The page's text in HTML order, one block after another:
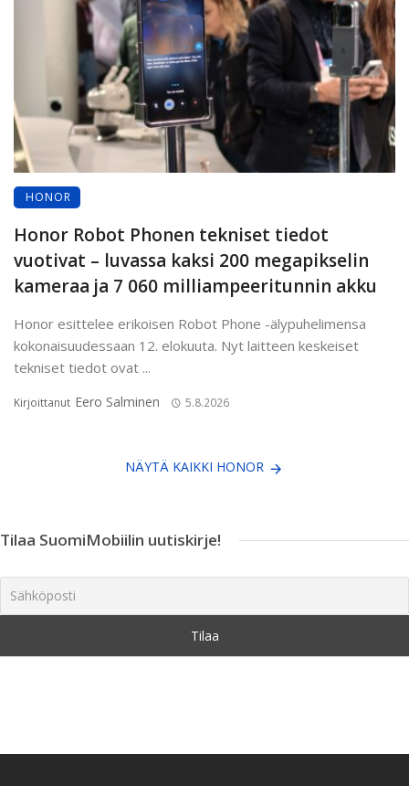
HONOR
Honor Robot Phonen tekniset tiedot
vuotivat – luvassa kaksi 200 megapikselin
kameraa ja 7 060 milliampeeritunnin akku
Honor esittelee erikoisen Robot Phone -älypuhelimensa
kokonaisuudessaan 12. elokuuta. Nyt laitteen keskeiset
tekniset tiedot ovat ...
Kirjoittanut Eero Salminen 5.8.2026
NÄYTÄ KAIKKI HONOR
Tilaa SuomiMobiilin uutiskirje!